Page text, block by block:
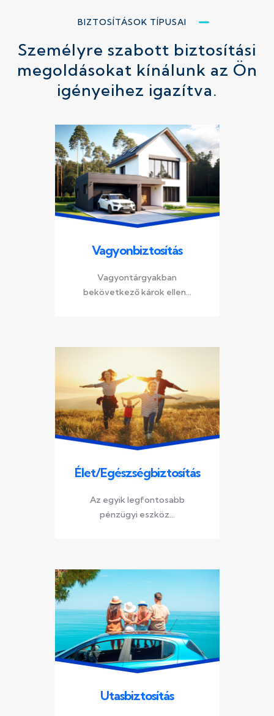
BIZTOSÍTÁSOK TÍPUSAI
Személyre szabott biztosítási
megoldásokat kínálunk az Ön
igényeihez igazítva.
Vagyonbiztosítás
Vagyontárgyakban
bekövetkező károk ellen...
Élet/Egészségbiztosítás
Az egyik legfontosabb
pénzügyi eszköz...
Utasbiztosítás